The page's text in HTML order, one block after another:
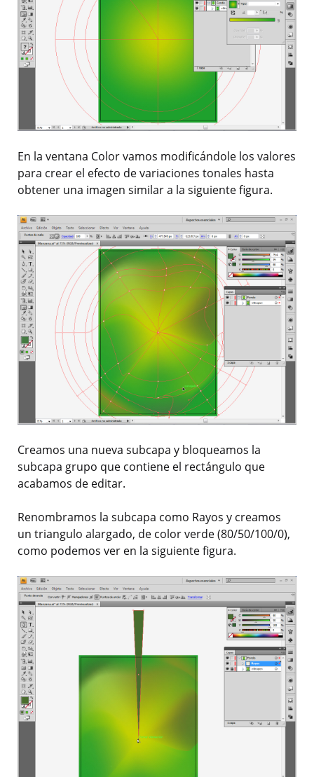
En la ventana Color vamos modificándole los valores
para crear el efecto de variaciones tonales hasta
obtener una imagen similar a la siguiente figura.
Creamos una nueva subcapa y bloqueamos la
subcapa grupo que contiene el rectángulo que
acabamos de editar.
Renombramos la subcapa como Rayos y creamos
un triangulo alargado, de color verde (80/50/100/0),
como podemos ver en la siguiente figura.